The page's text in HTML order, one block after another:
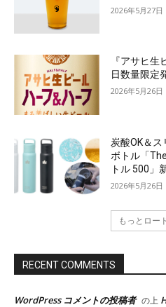
2026年5月27日
『アサヒ
日数量限定
2026年5月26日
炭酸OK＆
ボトル「
トル 500」
2026年5月26日
もっとロー
RECENT COMMENTS
WordPress コメントの投稿者 の上